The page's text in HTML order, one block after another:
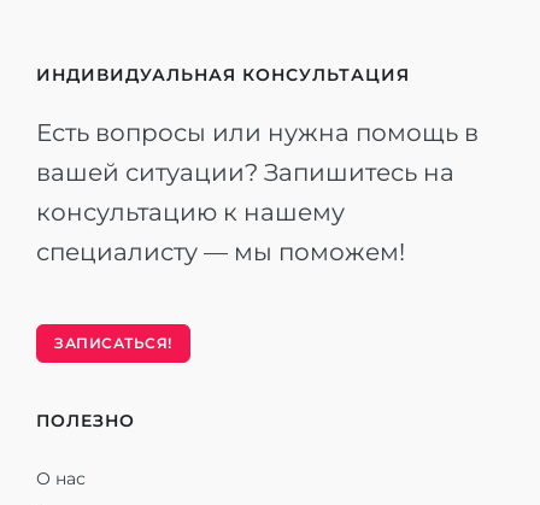
ИНДИВИДУАЛЬНАЯ КОНСУЛЬТАЦИЯ
Есть вопросы или нужна помощь в
вашей ситуации? Запишитесь на
консультацию к нашему
специалисту — мы поможем!
ЗАПИСАТЬСЯ!
ПОЛЕЗНО
О нас